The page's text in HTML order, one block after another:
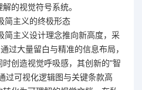
的视觉符号系统。
简主义的终极形态
简主义设计理念推向新高度，采
过大量留白与精准的信息布局，
创造视觉呼吸感，其创新的"智
过可视化逻辑图与关键条款高